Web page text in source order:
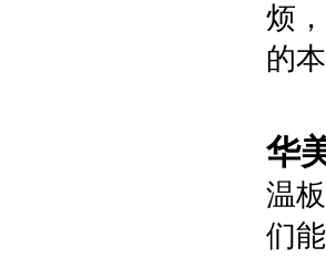
烦
的
华
温
们